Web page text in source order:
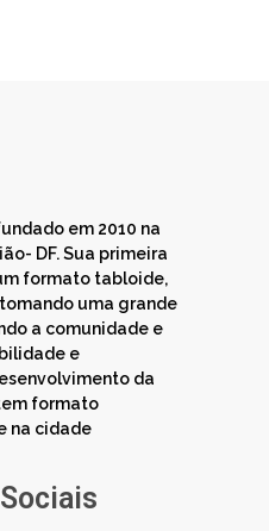
em 2010 na
DF. Sua primeira
formato tabloide,
uma grande
a comunidade e
e
da
formato
na cidade